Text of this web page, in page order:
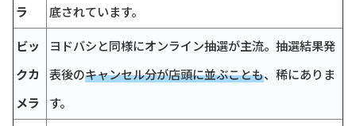
ラ
底されています。
ビッ
クカ
メラ
ヨドバシと同様にオンライン抽選が主流。抽選結果発
表後のキャンセル分が店頭に並ぶことも、稀にありま
す。